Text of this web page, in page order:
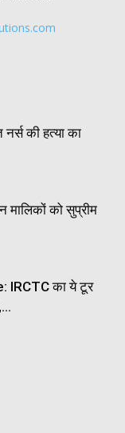
की हत्या का
मालिकों को सुप्रीम
IRCTC का ये टूर